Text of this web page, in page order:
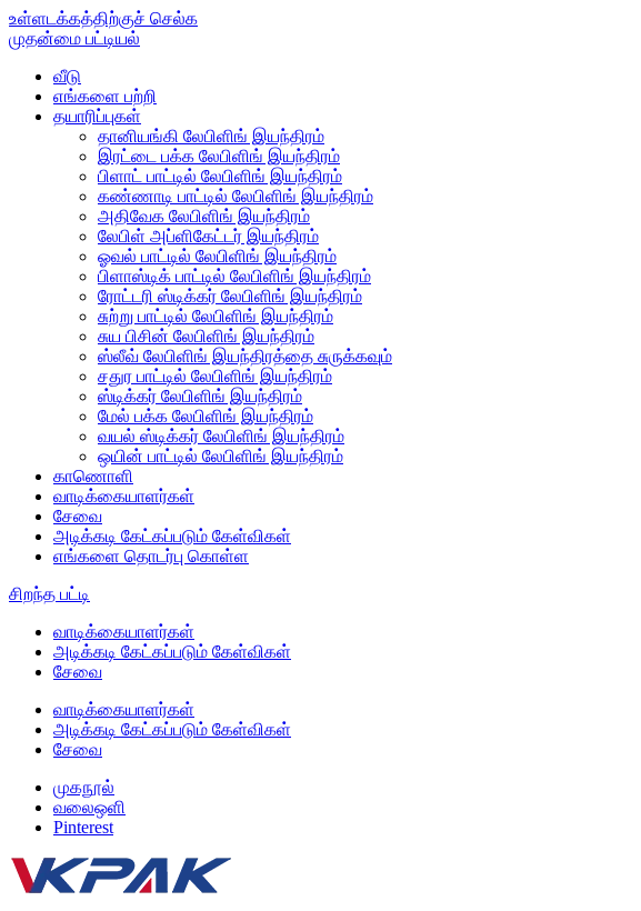
உள்ளடக்கத்திற்குச் செல்க
முதன்மை பட்டியல்
வீடு
எங்களை பற்றி
தயாரிப்புகள்
தானியங்கி லேபிளிங் இயந்திரம்
இரட்டை பக்க லேபிளிங் இயந்திரம்
பிளாட் பாட்டில் லேபிளிங் இயந்திரம்
கண்ணாடி பாட்டில் லேபிளிங் இயந்திரம்
அதிவேக லேபிளிங் இயந்திரம்
லேபிள் அப்ளிகேட்டர் இயந்திரம்
ஓவல் பாட்டில் லேபிளிங் இயந்திரம்
பிளாஸ்டிக் பாட்டில் லேபிளிங் இயந்திரம்
ரோட்டரி ஸ்டிக்கர் லேபிளிங் இயந்திரம்
சுற்று பாட்டில் லேபிளிங் இயந்திரம்
சுய பிசின் லேபிளிங் இயந்திரம்
ஸ்லீவ் லேபிளிங் இயந்திரத்தை சுருக்கவும்
சதுர பாட்டில் லேபிளிங் இயந்திரம்
ஸ்டிக்கர் லேபிளிங் இயந்திரம்
மேல் பக்க லேபிளிங் இயந்திரம்
வயல் ஸ்டிக்கர் லேபிளிங் இயந்திரம்
ஒயின் பாட்டில் லேபிளிங் இயந்திரம்
காணொளி
வாடிக்கையாளர்கள்
சேவை
அடிக்கடி கேட்கப்படும் கேள்விகள்
எங்களை தொடர்பு கொள்ள
சிறந்த பட்டி
வாடிக்கையாளர்கள்
அடிக்கடி கேட்கப்படும் கேள்விகள்
சேவை
வாடிக்கையாளர்கள்
அடிக்கடி கேட்கப்படும் கேள்விகள்
சேவை
முகநூல்
வலைஒளி
Pinterest